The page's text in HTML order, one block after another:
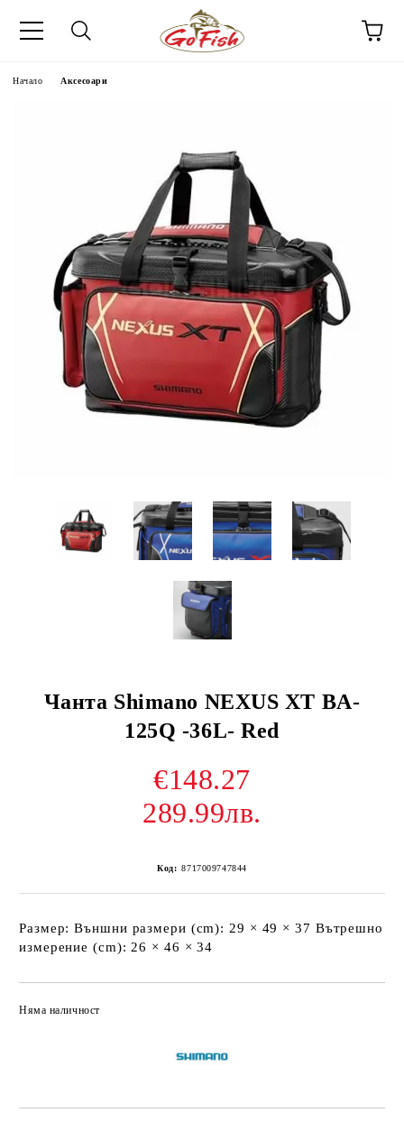
Начало Аксесоари
Чанта Shimano NEXUS XT BA-
125Q -36L- Red
€148.27
289.99лв.
Код: 8717009747844
Размер: Външни размери (cm): 29 × 49 × 37 Вътрешно
измерение (cm): 26 × 46 × 34
Няма наличност